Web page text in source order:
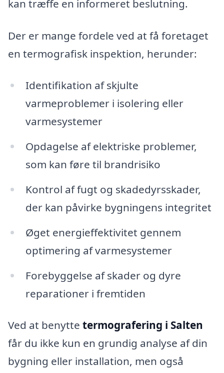
kan træffe en informeret beslutning.
Der er mange fordele ved at få foretaget
en termografisk inspektion, herunder:
Identifikation af skjulte
varmeproblemer i isolering eller
varmesystemer
Opdagelse af elektriske problemer,
som kan føre til brandrisiko
Kontrol af fugt og skadedyrsskader,
der kan påvirke bygningens integritet
Øget energieffektivitet gennem
optimering af varmesystemer
Forebyggelse af skader og dyre
reparationer i fremtiden
Ved at benytte termografering i Salten
får du ikke kun en grundig analyse af din
bygning eller installation, men også